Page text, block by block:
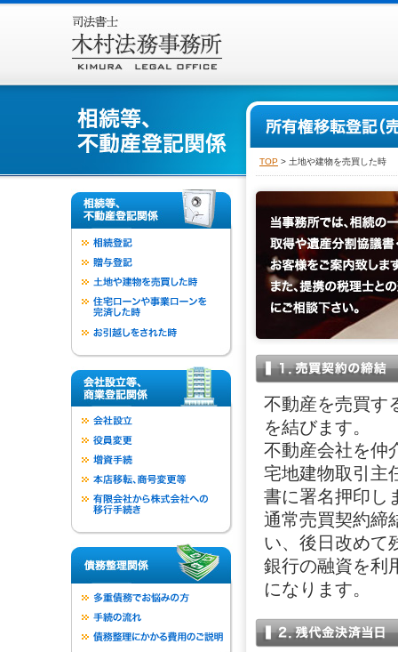
TOP > 土地や建物を売買した時
不動産を売買す
を結びます。
不動産会社を仲
宅地建物取引主
書に署名押印し
通常売買契約締
い、後日改めて
銀行の融資を利
になります。